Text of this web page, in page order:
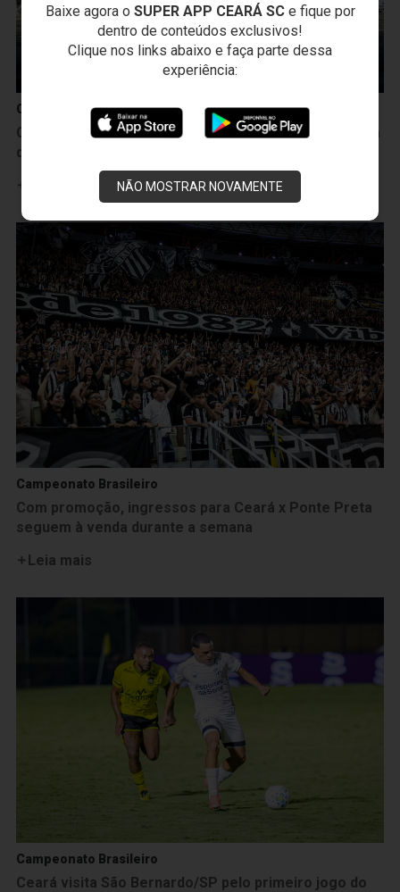
Baixe agora o SUPER APP CEARÁ SCe fique por
dentro de conteúdos exclusivos!
Clique nos links abaixo e faça parte dessa
experiência:
NÃO MOSTRAR NOVAMENTE
Campeonato Brasileiro
Ceará inicia venda de tickets de estacionamento para
duelo com a Ponte Preta, na Arena Castelão
Campeonato Brasileiro
Com promoção, ingressos para Ceará x Ponte Preta
seguem à venda durante a semana
Leia mais
Campeonato Brasileiro
Ceará visita São Bernardo/SP pelo primeiro jogo do